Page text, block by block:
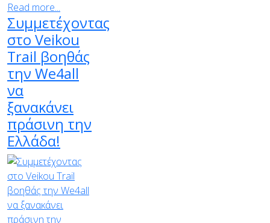
Read more...
Συμμετέχοντας
στο Veikou
Trail βοηθάς
την We4all
να
ξανακάνει
πράσινη την
Ελλάδα!